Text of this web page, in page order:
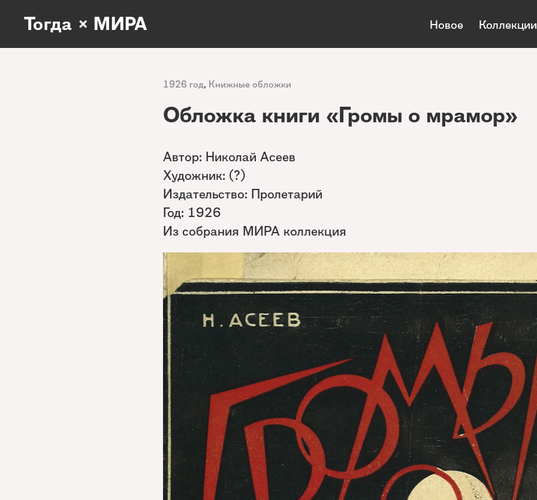
Тогда × МИРА Новое Коллекции
1926 год, Книжные обложки
Обложка книги «Громы о мрамор»
Автор: Николай Асеев
Художник: (?)
Издательство: Пролетарий
Год: 1926
Из собрания МИРА коллекция